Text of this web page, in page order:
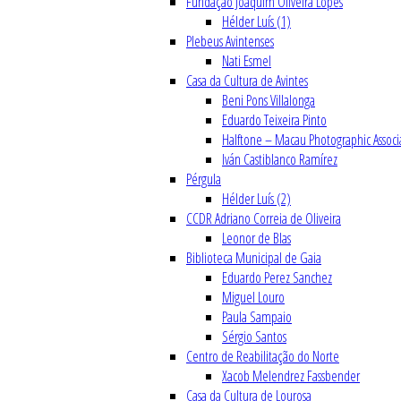
Hélder Luís (1)
Plebeus Avintenses
Nati Esmel
Casa da Cultura de Avintes
Beni Pons Villalonga
Eduardo Teixeira Pinto
Halftone – Macau Photographic
Iván Castiblanco Ramírez
Pérgula
Hélder Luís (2)
CCDR Adriano Correia de Oliveira
Leonor de Blas
Biblioteca Municipal de Gaia
Eduardo Perez Sanchez
Miguel Louro
Paula Sampaio
Sérgio Santos
Centro de Reabilitação do Norte
Xacob Melendrez Fassbender
Casa da Cultura de Lourosa